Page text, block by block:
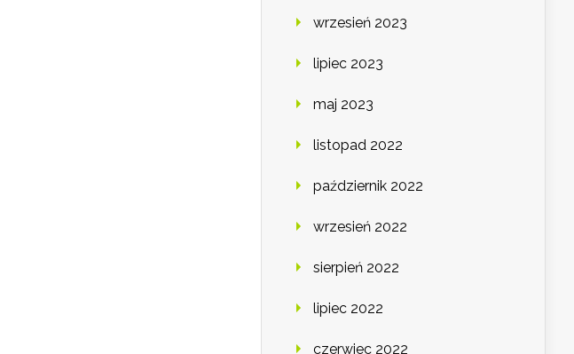
wrzesień 2023
lipiec 2023
maj 2023
listopad 2022
październik 2022
wrzesień 2022
sierpień 2022
lipiec 2022
czerwiec 2022